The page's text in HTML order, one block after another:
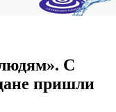
С
пришли